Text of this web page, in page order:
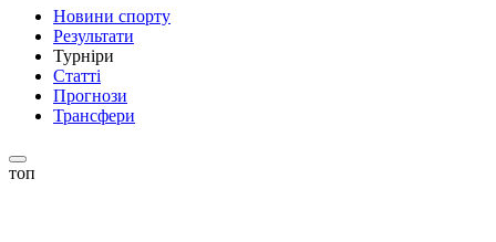
Новини спорту
Результати
Турніри
Статті
Прогнози
Трансфери
топ